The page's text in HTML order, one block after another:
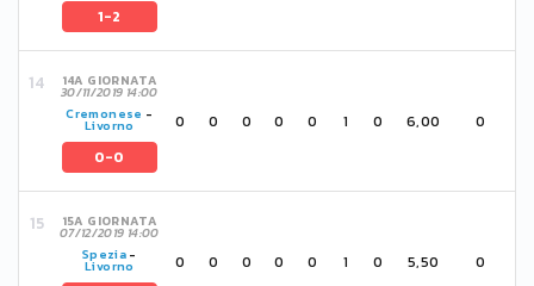
1-2
14A GIORNATA
30/11/2019 14:00
Cremonese -
Livorno
0-0
0 0 0 0 0 1 0 6,00 0
15A GIORNATA
07/12/2019 14:00
Spezia -
Livorno 0 0 0 0 0 1 0 5,50 0